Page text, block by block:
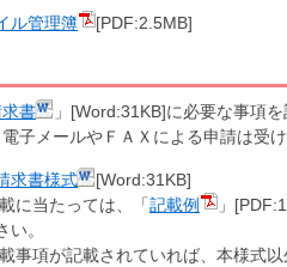
ル管理簿 [PDF:2.5MB]
書
」[Word:31KB]に必要な事項
子メールやＦＡＸによる申請は受け
求書様式
[Word:31KB]
に当たっては、「記載例 」
い。
事項が記載されていれば、本様式以